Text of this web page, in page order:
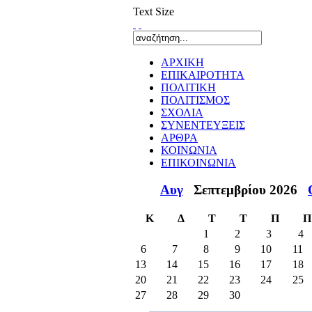
Text Size
ΑΡΧΙΚΗ
ΕΠΙΚΑΙΡΟΤΗΤΑ
ΠΟΛΙΤΙΚΗ
ΠΟΛΙΤΙΣΜΟΣ
ΣΧΟΛΙΑ
ΣΥΝΕΝΤΕΥΞΕΙΣ
ΑΡΘΡΑ
ΚΟΙΝΩΝΙΑ
ΕΠΙΚΟΙΝΩΝΙΑ
Αυγ Σεπτεμβρίου 2026
Κ Δ Τ Τ Π Π
1
2 3 4
6
7 8 9 10 11
13
14 15 16 17 18
20
21 22 23 24 25
27
28 29 30